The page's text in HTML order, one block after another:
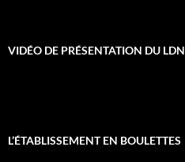
VIDÉO DE PRÉSENTATION DU LDN
L’ÉTABLISSEMENT EN BOULETTES